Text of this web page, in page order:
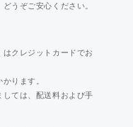
どうぞご安心ください。
クレジットカードでお
ります。
ては、配送料および手